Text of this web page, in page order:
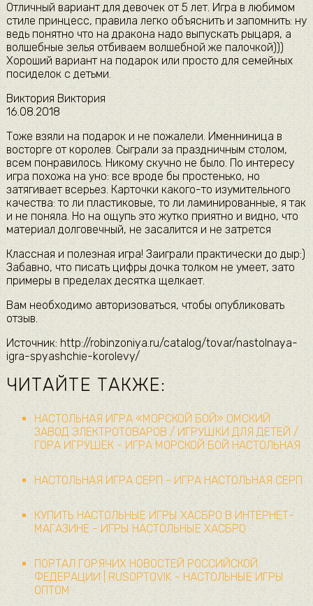
Отличный вариант для девочек от 5 лет. Игра в любимом
стиле принцесс, правила легко объяснить и запомнить: ну
ведь понятно что на дракона надо выпускать рыцаря, а
волшебные зелья отбиваем волшебной же палочкой)))
Хороший вариант на подарок или просто для семейных
посиделок с детьми.
Виктория Виктория
16.08.2018
Тоже взяли на подарок и не пожалели. Именниница в
восторге от королев. Сыграли за праздничным столом,
всем понравилось. Никому скучно не было. По интересу
игра похожа на уно: все вроде бы простенько, но
затягивает всерьез. Карточки какого-то изумительного
качества: то ли пластиковые, то ли ламинированные, я так
и не поняла. Но на ощупь это жутко приятно и видно, что
материал долговечный, не засалится и не затрется
Классная и полезная игра! Заиграли практически до дыр:)
Забавно, что писать цифры дочка толком не умеет, зато
примеры в пределах десятка щелкает.
Вам необходимо авторизоваться, чтобы опубликовать
отзыв.
Источник: http://robinzoniya.ru/catalog/tovar/nastolnaya-
igra-spyashchie-korolevy/
ЧИТАЙТЕ ТАКЖЕ:
НАСТОЛЬНАЯ ИГРА «МОРСКОЙ БОЙ» ОМСКИЙ
ЗАВОД ЭЛЕКТРОТОВАРОВ / ИГРУШКИ ДЛЯ ДЕТЕЙ /
ГОРА ИГРУШЕК - ИГРА МОРСКОЙ БОЙ НАСТОЛЬНАЯ
НАСТОЛЬНАЯ ИГРА СЕРП - ИГРА НАСТОЛЬНАЯ СЕРП
КУПИТЬ НАСТОЛЬНЫЕ ИГРЫ ХАСБРО В ИНТЕРНЕТ-
МАГАЗИНЕ - ИГРЫ НАСТОЛЬНЫЕ ХАСБРО
ПОРТАЛ ГОРЯЧИХ НОВОСТЕЙ РОССИЙСКОЙ
ФЕДЕРАЦИИ | RUSOPTOVIK - НАСТОЛЬНЫЕ ИГРЫ
ОПТОМ